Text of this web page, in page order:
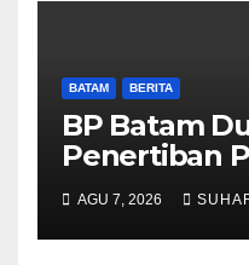
BATAM BERITA
BP Batam
Penertiban
Ruang Laut
Ketentuan
Perundang-
AGU 7, 2026